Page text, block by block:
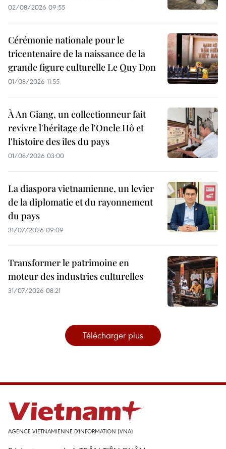
02/08/2026 09:55
Cérémonie nationale pour le
tricentenaire de la naissance de la
grande figure culturelle Le Quy Don
01/08/2026 11:55
À An Giang, un collectionneur fait
revivre l'héritage de l'Oncle Hô et
l'histoire des îles du pays
01/08/2026 03:00
La diaspora vietnamienne, un levier
de la diplomatie et du rayonnement
du pays
31/07/2026 09:09
Transformer le patrimoine en
moteur des industries culturelles
31/07/2026 08:21
Télécharger plus
AGENCE VIETNAMIENNE D'INFORMATION (VNA)